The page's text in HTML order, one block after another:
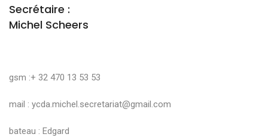
Secrétaire :
Michel Scheers
gsm :+ 32 470 13 53 53
mail : ycda.michel.secretariat@gmail.com
bateau : Edgard